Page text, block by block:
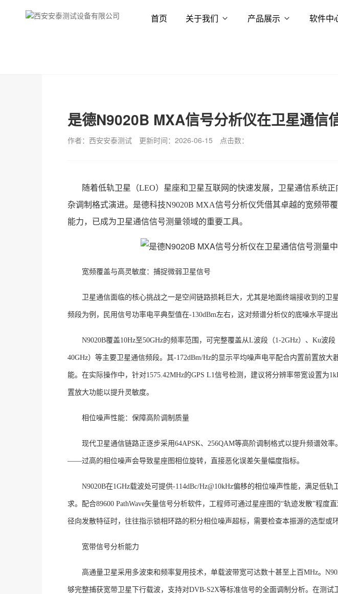
首页 关于我们 产品展示 软件中
是德N9020B MXA信号分析仪在卫星通信
作者：西安安泰测试 更新时间：2026-06-15 点击数：
随着低轨卫星（LEO）星座和卫星互联网的快速发展，卫星通信系统
杂调制格式演进。是德科技N9020B MXA信号分析仪凭借其卓越的宽频带
能力，已成为卫星通信信号测量领域的重要工具。
宽频覆盖与高灵敏度：捕捉微弱卫星信号
卫星通信面临的核心挑战之一是空间链路损耗巨大，尤其是地面终端接收到的卫
频段为例，民用信号功率电平典型值在-130dBm左右，这对频谱分析仪的底噪水平提
N9020B覆盖10Hz至50GHz的频率范围，可完整覆盖从L波段（1-2GHz）、Ku波段
40GHz）等主要卫星通信频段。其-172dBm/Hz的显示平均噪声电平配合内置前置放大
能。在实际操作中，针对1575.42MHz的GPS L1信号检测，建议将分辨率带宽设置为
置放大功能以提升灵敏度。
相位噪声性能：保障高阶调制质量
现代卫星通信链路正逐步采用64APSK、256QAM等高阶调制格式以提升频谱效
——过高的相位噪声会导致星座图相位旋转，直接恶化误差矢量幅度指标。
N9020B在1GHz载波处可提供-114dBc/Hz@10kHz偏移的相位噪声性能，满足低
求。配合89600 PathWave矢量信号分析软件，工程师可通过星座图的“轨迹发散”程度
径向发散特征时，往往指示锁相环路的积分相位噪声超标，需要检查本振源的选型或
宽带信号分析能力
高通量卫星采用多波束和频率复用技术，单载波带宽可达数十甚至上百MHz。
够完整捕获宽带卫星下行载波，支持对DVB-S2X等标准信号的全面调制分析。在测试